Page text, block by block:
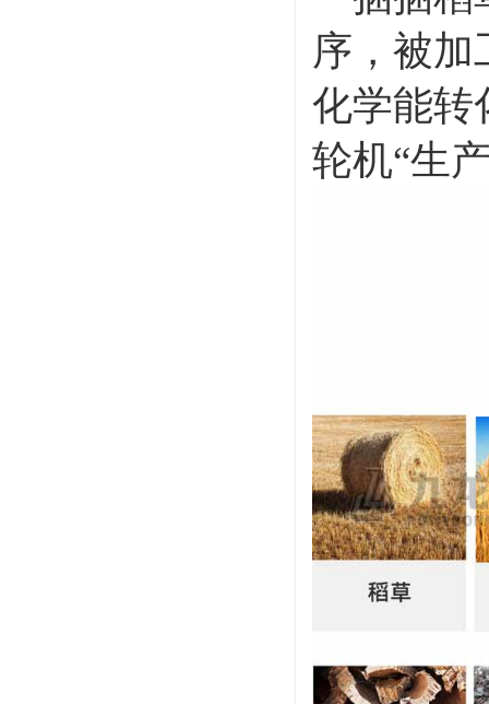
序，被
化学能转
轮机“生